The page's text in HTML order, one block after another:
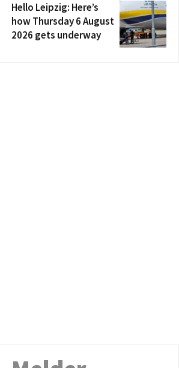
Hello Leipzig: Here’s
how Thursday 6 August
2026 gets underway